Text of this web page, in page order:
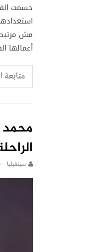
حسمت
مش
أعمالها
متابعة
سينفيليا